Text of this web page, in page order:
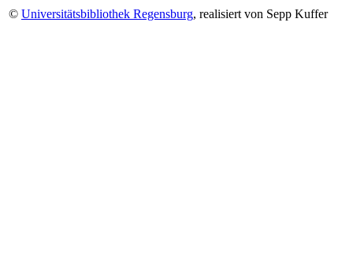
© Universitätsbibliothek Regensburg, realisiert von Sepp Kuffer